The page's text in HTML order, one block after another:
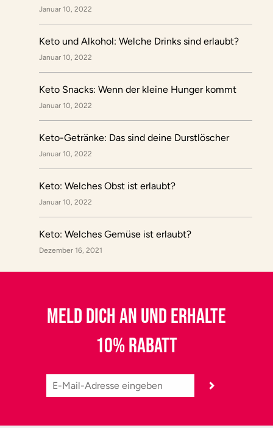
Januar 10, 2022
Keto und Alkohol: Welche Drinks sind erlaubt?
Januar 10, 2022
Keto Snacks: Wenn der kleine Hunger kommt
Januar 10, 2022
Keto-Getränke: Das sind deine Durstlöscher
Januar 10, 2022
Keto: Welches Obst ist erlaubt?
Januar 10, 2022
Keto: Welches Gemüse ist erlaubt?
Dezember 16, 2021
MELD DICH AN UND ERHALTE
10% RABATT